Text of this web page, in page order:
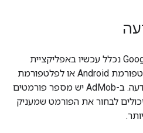
נכלל עכשיו באפליקציית
Unity כשמבצעים פריסה לפלטפורמת Android או לפלטפורמת
iOS. עכשיו אפשר להטמיע מודעה. ב-AdMob יש מספר פורמטים
לבחור את הפורמט שמעניק